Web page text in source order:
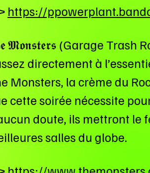
https://
𝕸𝖔𝖓𝖘𝖙𝖊𝖗𝖘 (Garage Trash
directement à
Monsters, la crème du
cette soirée nécessite
doute, ils mettront le
salles du globe.